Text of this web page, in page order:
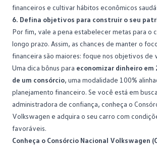
financeiros e cultivar hábitos econômicos
6. Defina objetivos para construir o seu
Por fim, vale a pena estabelecer metas para o
longo prazo. Assim, as chances de manter o
financeira são maiores: foque nos objetivos de
Uma dica bônus para economizar dinheiro
de um consórcio, uma modalidade 100%
planejamento financeiro. Se você está em
administradora de confiança, conheça o
Volkswagen e adquira o seu carro com
favoráveis.
Conheça o Consórcio Nacional Volkswagen